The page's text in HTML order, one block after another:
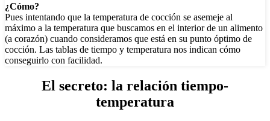
¿Cómo?
Pues intentando que la temperatura de cocción se asemeje al
máximo a la temperatura que buscamos en el interior de un alimento
(a corazón) cuando consideramos que está en su punto óptimo de
cocción. Las tablas de tiempo y temperatura nos indican cómo
conseguirlo con facilidad.
El secreto: la relación tiempo-
temperatura